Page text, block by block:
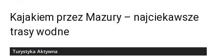
Kajakiem przez Mazury – najciekawsze
trasy wodne
Turystyka Aktywna